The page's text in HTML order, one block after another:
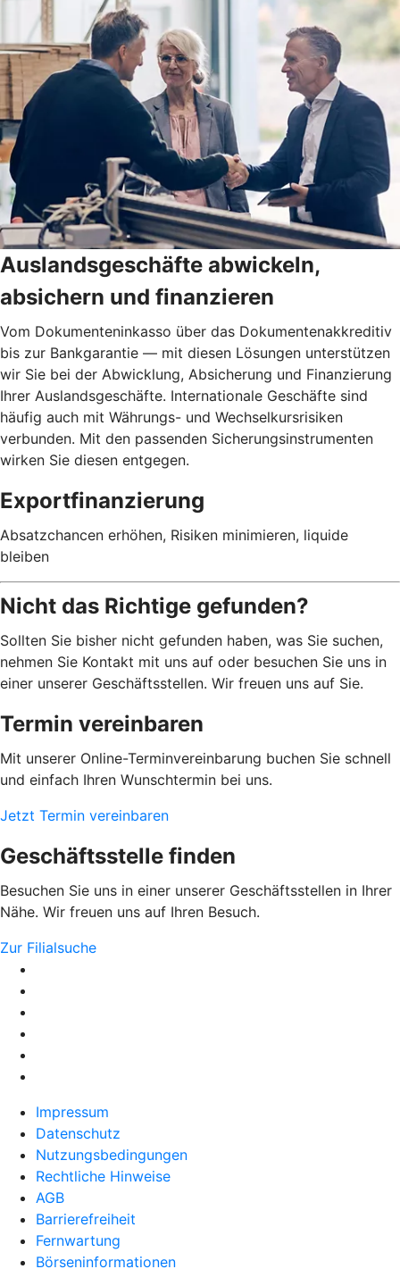
Auslandsgeschäfte abwickeln,
absichern und finanzieren
Vom Dokumenteninkasso über das Dokumentenakkreditiv
bis zur Bankgarantie — mit diesen Lösungen unterstützen
wir Sie bei der Abwicklung, Absicherung und Finanzierung
Ihrer Auslandsgeschäfte. Internationale Geschäfte sind
häufig auch mit Währungs- und Wechselkursrisiken
verbunden. Mit den passenden Sicherungsinstrumenten
wirken Sie diesen entgegen.
Exportfinanzierung
Absatzchancen erhöhen, Risiken minimieren, liquide
bleiben
Nicht das Richtige gefunden?
Sollten Sie bisher nicht gefunden haben, was Sie suchen,
nehmen Sie Kontakt mit uns auf oder besuchen Sie uns in
einer unserer Geschäftsstellen. Wir freuen uns auf Sie.
Termin vereinbaren
Mit unserer Online-Terminvereinbarung buchen Sie schnell
und einfach Ihren Wunschtermin bei uns.
Jetzt Termin vereinbaren
Geschäftsstelle finden
Besuchen Sie uns in einer unserer Geschäftsstellen in Ihrer
Nähe. Wir freuen uns auf Ihren Besuch.
Zur Filialsuche
Impressum
Datenschutz
Nutzungsbedingungen
Rechtliche Hinweise
AGB
Barrierefreiheit
Fernwartung
Börseninformationen